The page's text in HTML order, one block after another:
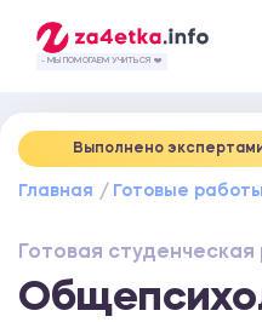
- МЫ ПОМОГАЕМ УЧИТЬСЯ ❤️
Выполнено
Главная Готовые работы
Готовая